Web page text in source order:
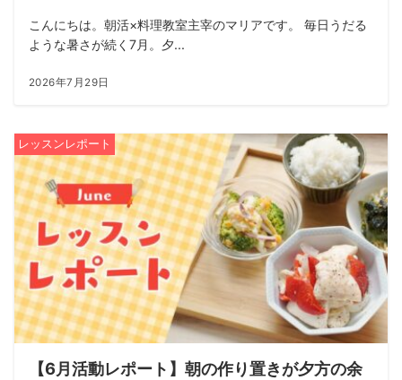
こんにちは。朝活×料理教室主宰のマリアです。 毎日うだる
ような暑さが続く7月。夕...
2026年7月29日
レッスンレポート
【6月活動レポート】朝の作り置きが夕方の余